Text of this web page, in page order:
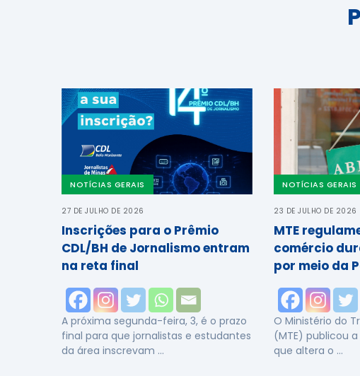
NOTÍCIAS GERAIS
27 DE JULHO DE 2026
Inscrições para o Prêmio
CDL/BH de Jornalismo entram
na reta final
A próxima segunda-feira, 3, é o prazo
final para que jornalistas e estudantes
da área inscrevam …
NOTÍCIAS GERAIS
23 DE JULHO DE 2026
MTE
comércio
por meio da
O Ministério do
(MTE) publicou a
que altera o …